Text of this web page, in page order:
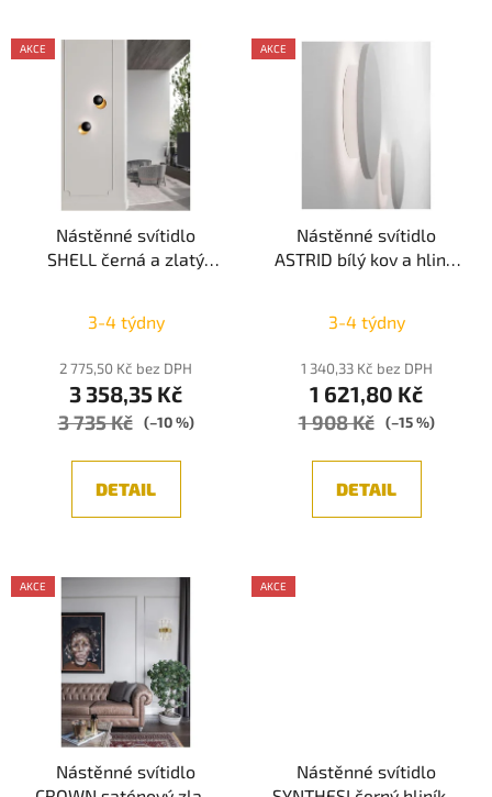
AKCE
Nástěnné svítidlo
SHELL černá a zlatý
3-4 týdny
2 775,50 Kč bez DPH
3 358,35 Kč
3 735 Kč (–10 %)
DETAIL
AKCE
Nástěnné svítidlo
ASTRID bílý kov a hliník
LUCE
3-4 týdny
1 340,33 Kč bez DPH
1 621,80 Kč
1 908 Kč (–15 %)
DETAIL
AKCE
Nástěnné svítidlo
AKCE
Nástěnné svítidlo